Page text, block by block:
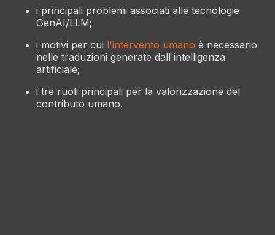
i principali problemi associati alle tecnologie
GenAI/LLM;
i motivi per cui l'intervento umano è necessario
nelle traduzioni generate dall'intelligenza
artificiale;
i tre ruoli principali per la valorizzazione del
contributo umano.